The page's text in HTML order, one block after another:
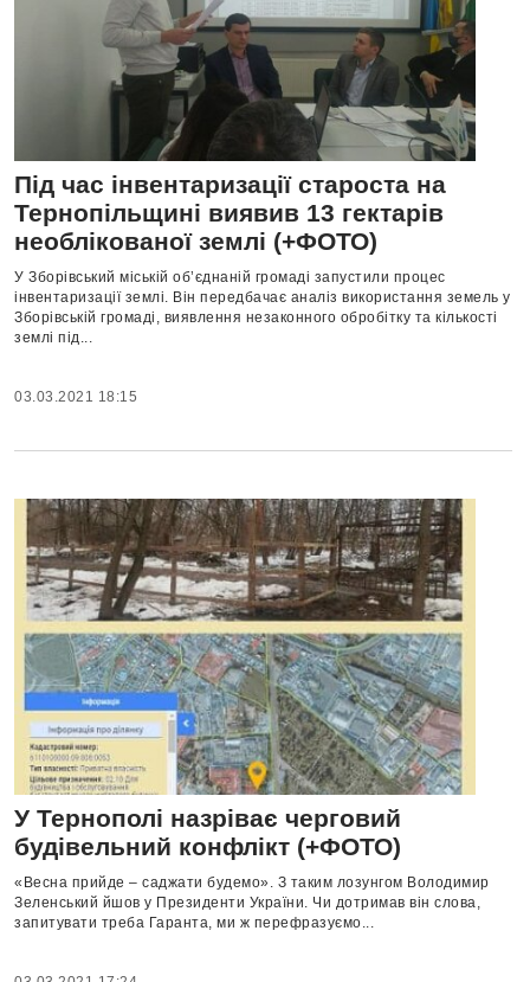
Під час інвентаризації староста на
Тернопільщині виявив 13 гектарів
необлікованої землі (+ФОТО)
У Зборівський міській об’єднаній громаді запустили процес
інвентаризації землі. Він передбачає аналіз використання земель у
Зборівській громаді, виявлення незаконного обробітку та кількості
землі під...
03.03.2021 18:15
У Тернополі назріває черговий
будівельний конфлікт (+ФОТО)
«Весна прийде – саджати будемо». З таким лозунгом Володимир
Зеленський йшов у Президенти України. Чи дотримав він слова,
запитувати треба Гаранта, ми ж перефразуємо...